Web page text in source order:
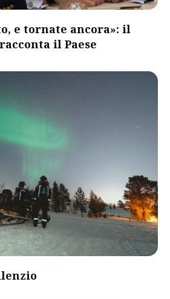
e tornate ancora»: il
il Paese